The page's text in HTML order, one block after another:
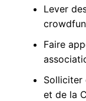
Lever
Faire
Solliciter
et de la